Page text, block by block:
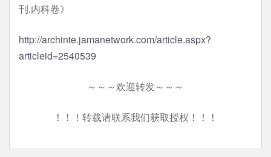
刊.内科卷》
http://archinte.jamanetwork.com/article.aspx?
articleid=2540539
～～～欢迎转发～～～
！！！转载请联系我们获取授权！！！